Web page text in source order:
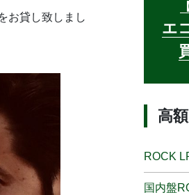
お貸し致しまし
エ
高
ROCK
国内盤